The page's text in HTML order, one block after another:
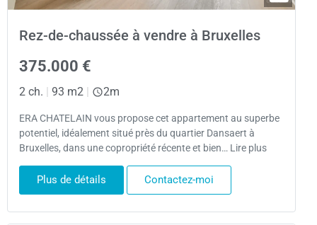
Rez-de-chaussée à vendre à Bruxelles
375.000 €
2 ch. 93 m2 2m
ERA CHATELAIN vous propose cet appartement au superbe
potentiel, idéalement situé près du quartier Dansaert à
Bruxelles, dans une copropriété récente et bien… Lire plus
Plus de détails Contactez-moi